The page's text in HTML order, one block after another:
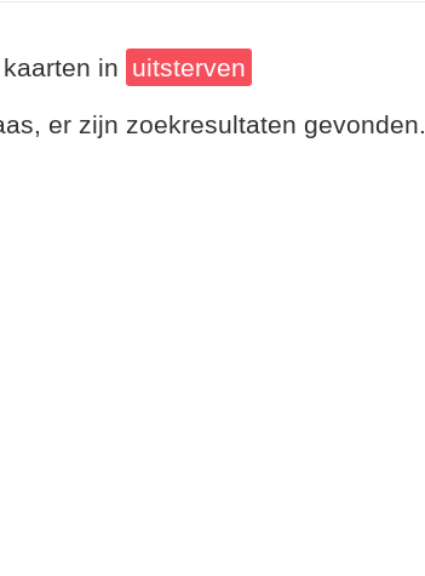
in uitsterven
er zijn zoekresultaten gevonden.